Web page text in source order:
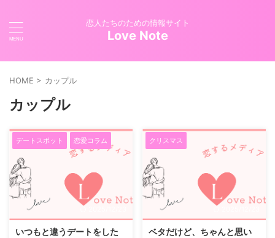
恋人たちのための情報サイト
Love Note
HOME > カップル
カップル
デートスポット 恋愛コラム
いつもと違うデートをした
クリスマス
ベタだけど、ちゃんと思い